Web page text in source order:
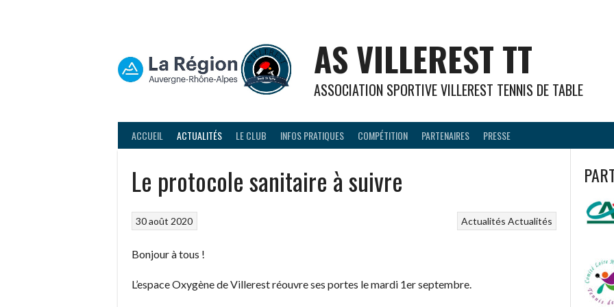
AS VILLEREST TT
ASSOCIATION SPORTIVE VILLEREST TENNIS DE TABLE
ACCUEIL ACTUALITÉS LE CLUB INFOS PRATIQUES COMPÉTITION PARTENAIRES PRESSE
Le protocole sanitaire à suivre
Actualités Actualités
30 août 2020
Bonjour à tous !
L’espace Oxygène de Villerest réouvre ses portes le mardi 1er septembre.